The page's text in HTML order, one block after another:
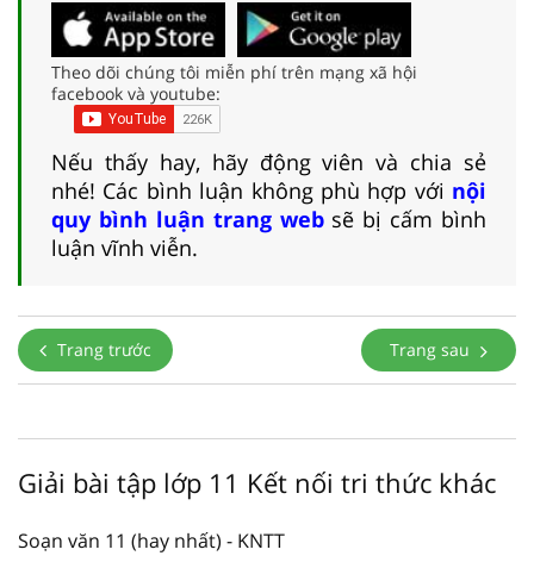
Theo dõi chúng tôi miễn phí trên mạng xã hội
facebook và youtube:
Nếu thấy hay, hãy động viên và chia sẻ
nhé! Các bình luận không phù hợp với nội
quy bình luận trang websẽ bị cấm bình
luận vĩnh viễn.
Trang trước Trang sau
Giải bài tập lớp 11 Kết nối tri thức khác
Soạn văn 11 (hay nhất) - KNTT